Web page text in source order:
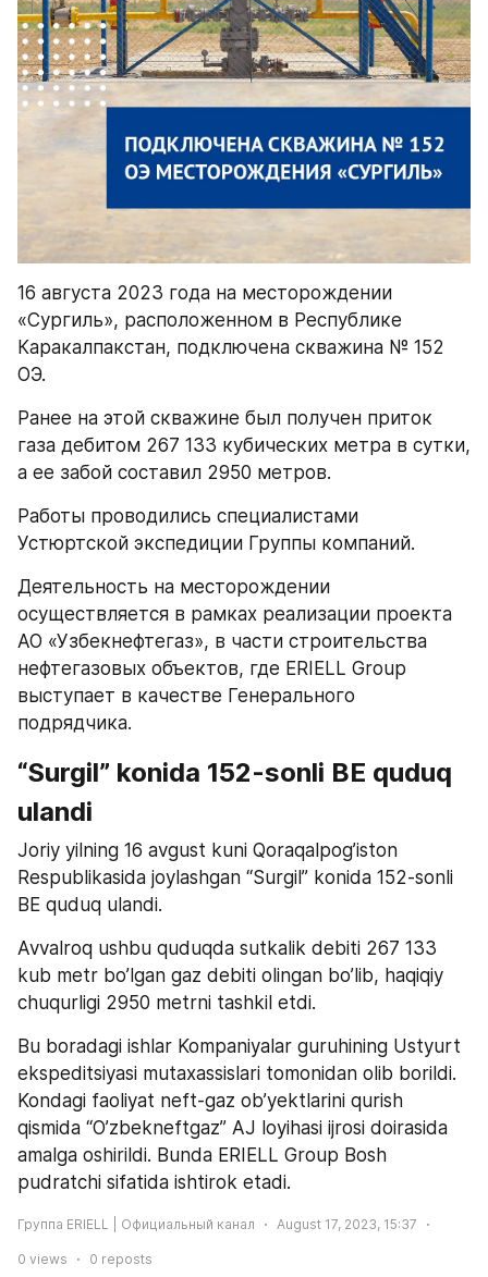
16 августа 2023 года на месторождении
«Сургиль», расположенном в Республике
Каракалпакстан, подключена скважина № 152
ОЭ.
Ранее на этой скважине был получен приток
газа дебитом 267 133 кубических метра в сутки,
а ее забой составил 2950 метров.
Работы проводились специалистами
Устюртской экспедиции Группы компаний.
Деятельность на месторождении
осуществляется в рамках реализации проекта
АО «Узбекнефтегаз», в части строительства
нефтегазовых объектов, где ERIELL Group
выступает в качестве Генерального
подрядчика.
“Surgil” konida 152-sonli BE quduq
ulandi
Joriy yilning 16 avgust kuni Qoraqalpog’iston
Respublikasida joylashgan “Surgil” konida 152-sonli
BE quduq ulandi.
Avvalroq ushbu quduqda sutkalik debiti 267 133
kub metr bo’lgan gaz debiti olingan bo’lib, haqiqiy
chuqurligi 2950 metrni tashkil etdi.
Bu boradagi ishlar Kompaniyalar guruhining Ustyurt
ekspeditsiyasi mutaxassislari tomonidan olib borildi.
Kondagi faoliyat neft-gaz ob’yektlarini qurish
qismida “O’zbekneftgaz” AJ loyihasi ijrosi doirasida
amalga oshirildi. Bunda ERIELL Group Bosh
pudratchi sifatida ishtirok etadi.
Группа ERIELL | Официальный канал August 17, 2023, 15:37
0 views 0 reposts